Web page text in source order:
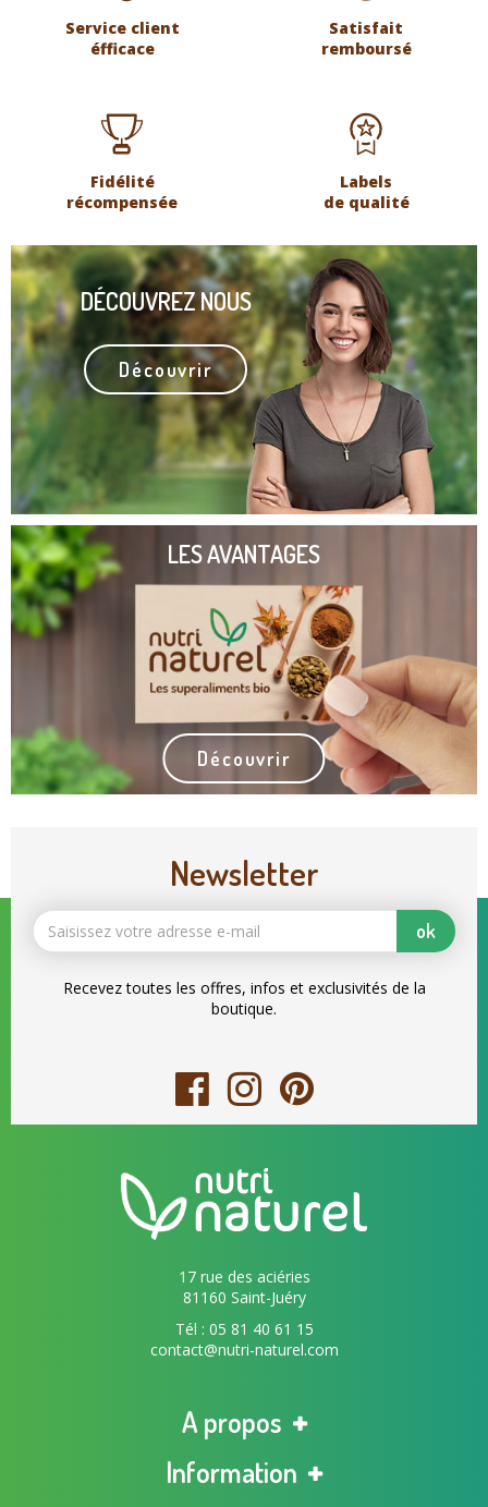
Service client
éfficace
Satisfait
remboursé
Fidélité
récompensée
Labels
de qualité
DÉCOUVREZ NOUS
Découvrir
LES AVANTAGES
Découvrir
Newsletter
ok
Recevez toutes les offres, infos et exclusivités de la
boutique.
17 rue des aciéries
81160 Saint-Juéry
Tél : 05 81 40 61 15
contact@nutri-naturel.com
A propos
Information